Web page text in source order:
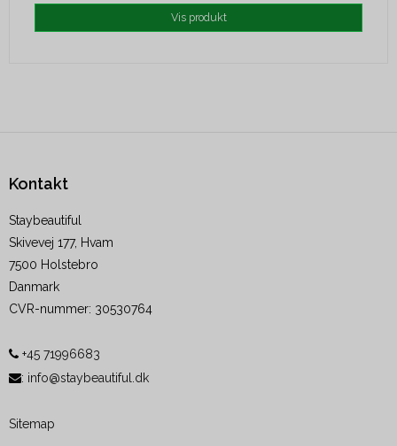
Vis produkt
Kontakt
Staybeautiful
Skivevej 177, Hvam
7500 Holstebro
Danmark
CVR-nummer: 30530764
+45 71996683
: info@staybeautiful.dk
Sitemap